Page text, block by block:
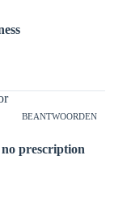
BEANTWOORDEN
prescription